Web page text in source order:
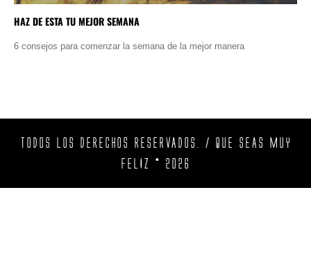
HAZ DE ESTA TU MEJOR SEMANA
6 consejos para comenzar la semana de la mejor manera
TODOS LOS DERECHOS RESERVADOS. / QUE SEAS MUY
FELIZ © 2026